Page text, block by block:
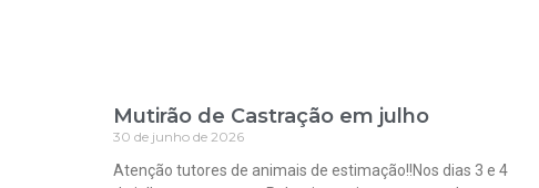
Mutirão de Castração em julho
30 de junho de 2026
Atenção tutores de animais de estimação!!Nos dias 3 e 4